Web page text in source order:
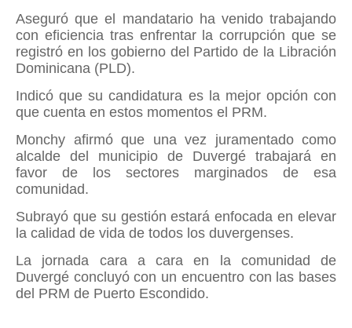
Aseguró que el mandatario ha venido trabajando
con eficiencia tras enfrentar la corrupción que se
registró en los gobierno del Partido de la Libración
Dominicana (PLD).
Indicó que su candidatura es la mejor opción con
que cuenta en estos momentos el PRM.
Monchy afirmó que una vez juramentado como
alcalde del municipio de Duvergé trabajará en
favor de los sectores marginados de esa
comunidad.
Subrayó que su gestión estará enfocada en elevar
la calidad de vida de todos los duvergenses.
La jornada cara a cara en la comunidad de
Duvergé concluyó con un encuentro con las bases
del PRM de Puerto Escondido.